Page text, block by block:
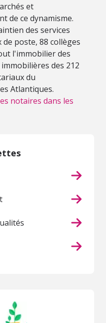
et
de ce dynamisme.
des services
poste, 88 collèges
l'immobilier des
des 212
du
Atlantiques.
notaires dans les